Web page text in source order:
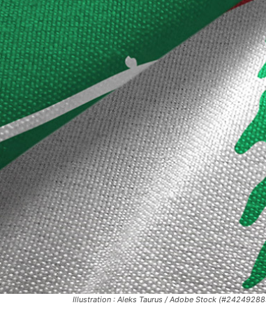
Illustration : Aleks Taurus / Adobe Stock